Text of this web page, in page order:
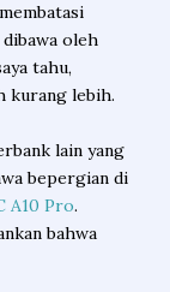
oleh
tahu,
kurang lebih.
lain yang
bepergian di
A10 Pro.
bahwa